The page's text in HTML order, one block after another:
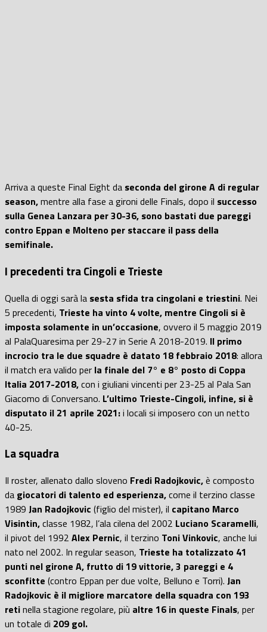
Arriva a queste Final Eight da seconda del girone A di regular
season,mentre alla fase a gironi delle Finals, dopo il successo
sulla Genea Lanzara per 30-36, sono bastati due pareggi
contro Eppan e Molteno per staccare il pass della
semifinale.
I precedenti tra Cingoli e Trieste
Quella di oggi sarà la sesta sfida tra cingolani e triestini. Nei
5 precedenti, Trieste ha vinto 4 volte, mentre Cingoli si è
imposta solamente in un’occasione, ovvero il 5 maggio 2019
al PalaQuaresima per 29-27 in Serie A 2018-2019. Il primo
incrocio tra le due squadre è datato 18 febbraio 2018: allora
il match era valido per la finale del 7° e 8° posto di Coppa
Italia 2017-2018,con i giuliani vincenti per 23-25 al Pala San
Giacomo di Conversano. L’ultimo Trieste-Cingoli, infine, si è
disputato il 21 aprile 2021:i locali si imposero con un netto
40-25.
La squadra
Il roster, allenato dallo sloveno Fredi Radojkovic,è composto
da giocatori di talento ed esperienza,come il terzino classe
1989 Jan Radojkovic (figlio del mister), il capitano Marco
Visintin,classe 1982, l’ala cilena del 2002 Luciano Scaramelli,
il pivot del 1992 Alex Pernic, il terzino Toni Vinkovic, anche lui
nato nel 2002. In regular season, Trieste ha totalizzato 41
punti nel girone A, frutto di 19 vittorie, 3 pareggi e 4
sconfitte (contro Eppan per due volte, Belluno e Torri). Jan
Radojkovic è il migliore marcatore della squadra con 193
retinella stagione regolare, più altre 16 in queste Finals, per
un totale di 209 gol.